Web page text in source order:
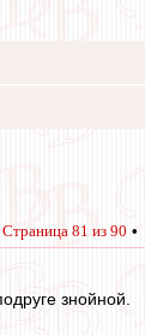
Страница 81 из 90 •
знойной.